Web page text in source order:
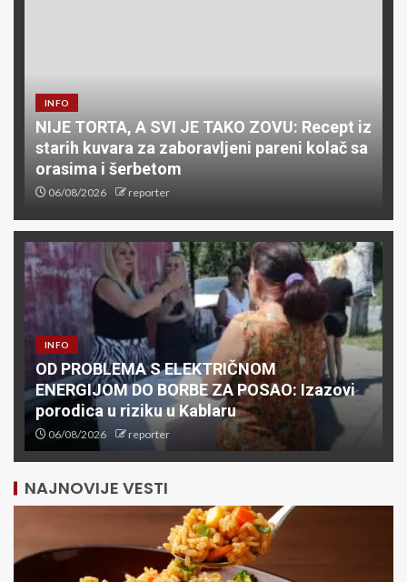
INFO
NIJE TORTA, A SVI JE TAKO ZOVU: Recept iz
starih kuvara za zaboravljeni pareni kolač sa
orasima i šerbetom
06/08/2026 reporter
INFO
OD PROBLEMA S ELEKTRIČNOM
ENERGIJOM DO BORBE ZA POSAO: Izazovi
porodica u riziku u Kablaru
06/08/2026 reporter
NAJNOVIJE VESTI